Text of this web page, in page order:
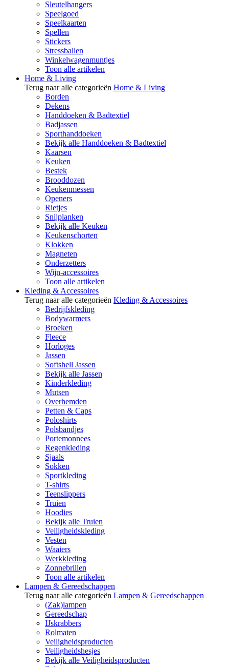
Sleutelhangers
Speelgoed
Speelkaarten
Spellen
Stickers
Stressballen
Winkelwagenmuntjes
Toon alle artikelen
Home & Living
Terug naar alle categorieën Home & Living
Borden
Dekens
Handdoeken & Badtextiel
Badjassen
Sporthanddoeken
Bekijk alle Handdoeken & Badtextiel
Kaarsen
Keuken
Bestek
Brooddozen
Keukenmessen
Openers
Rietjes
Snijplanken
Bekijk alle Keuken
Keukenschorten
Klokken
Magneten
Onderzetters
Wijn-accessoires
Toon alle artikelen
Kleding & Accessoires
Terug naar alle categorieën Kleding & Accessoires
Bedrijfskleding
Bodywarmers
Broeken
Fleece
Horloges
Jassen
Softshell Jassen
Bekijk alle Jassen
Kinderkleding
Mutsen
Overhemden
Petten & Caps
Poloshirts
Polsbandjes
Portemonnees
Regenkleding
Sjaals
Sokken
Sportkleding
T-shirts
Teenslippers
Truien
Hoodies
Bekijk alle Truien
Veiligheidskleding
Vesten
Waaiers
Werkkleding
Zonnebrillen
Toon alle artikelen
Lampen & Gereedschappen
Terug naar alle categorieën Lampen & Gereedschappen
(Zak)lampen
Gereedschap
IJskrabbers
Rolmaten
Veiligheidsproducten
Veiligheidshesjes
Bekijk alle Veiligheidsproducten